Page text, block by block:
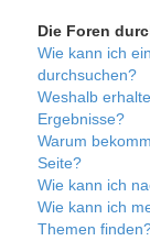
Die Foren
Wie kann ich
durchsuchen?
Weshalb
Ergebnisse?
Warum
Seite?
Wie kann ich
Wie kann ich
Themen